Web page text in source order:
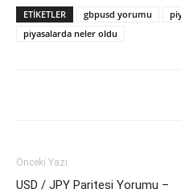
ETİKETLER gbpusd yorumu
piyasalarda neler oldu
Önceki Yazı
USD / JPY Paritesi Yorumu –